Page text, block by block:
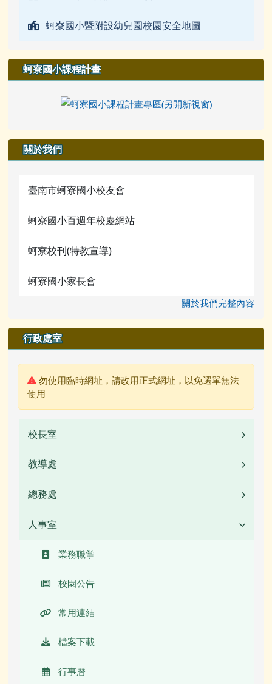
蚵寮國小暨附設幼兒園校園安全地圖
蚵寮國小課程計畫
關於我們
臺南市蚵寮國小校友會
蚵寮國小百週年校慶網站
蚵寮校刊(特教宣導)
蚵寮國小家長會
關於我們完整內容
行政處室
警告:
勿使用臨時網址，請改用正式網址，以免選單無法
使用
校長室
教導處
常用連結
活動相簿
榮譽榜
校園影音
檔案下載
總務處
校園公告
常用連結
活動相簿
榮譽榜
校園影音
人事室
業務職掌
校園公告
常用連結
檔案下載
行事曆